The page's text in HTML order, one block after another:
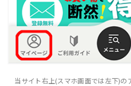
当サイト右上(スマホ画面では左下)の